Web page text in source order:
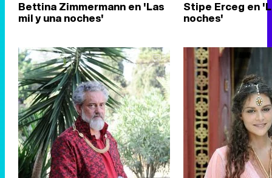
Bettina Zimmermann en 'Las
mil y una noches'
Stipe Erceg en
noches'